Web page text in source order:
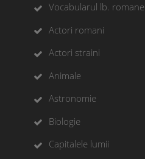
Vocabularul lb. romane
Actori romani
Actori straini
Animale
Astronomie
Biologie
Capitalele lumii